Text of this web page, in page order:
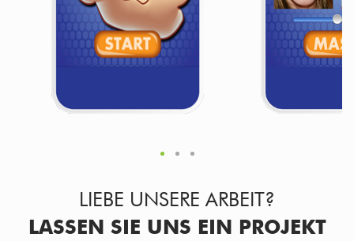
LIEBE UNSERE ARBEIT?
LASSEN SIE UNS EIN PROJEKT